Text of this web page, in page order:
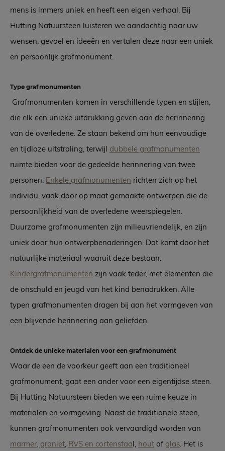
mens is immers uniek en heeft een eigen verhaal. Bij
Hutting Natuursteen luisteren we aandachtig naar uw
wensen, gevoel en ideeën en vertalen deze naar een uniek
en persoonlijk grafmonument.
Type grafmonumenten
Grafmonumenten komen in verschillende typen en stijlen,
die elk een unieke uitdrukking geven aan de herinnering
van de overledene. Ze staan bekend om hun eenvoudige
en tijdloze uitstraling, terwijl dubbele grafmonumenten
ruimte bieden voor de gedeelde herinnering van twee
personen. Enkele grafmonumenten richten zich op het
individu, vaak door op maat gemaakte ontwerpen die de
persoonlijkheid van de overledene weerspiegelen.
Duurzame grafmonumenten zijn milieuvriendelijk, en zijn
uniek door hun ontwerpbenaderingen. Dat komt door het
natuurlijke materiaal waaruit deze bestaan.
Kindergrafmonumenten zijn vaak teder, met elementen die
de onschuld en jeugd van het kind benadrukken. Alle
typen grafmonumenten dragen bij aan het vormgeven van
een blijvende herinnering aan geliefden.
Ontdek de unieke materialen voor een grafmonument
Waar de een de voorkeur geeft aan een traditioneel
grafmonument, gaat een ander voor een eigentijdse steen.
Bij Hutting Natuursteen bieden we een ruime keuze in
materialen en vormgeving. Naast de traditionele steen,
kunnen grafmonumenten ook vervaardigd worden van
marmer, graniet, RVS en cortenstaal, hout of glas. Het is